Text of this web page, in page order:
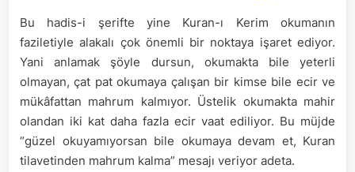
Bu hadis-i şerifte yine Kuran-ı Kerim okumanın
faziletiyle alakalı çok önemli bir noktaya işaret ediyor.
Yani anlamak şöyle dursun, okumakta bile yeterli
olmayan, çat pat okumaya çalışan bir kimse bile ecir ve
mükâfattan mahrum kalmıyor. Üstelik okumakta mahir
olandan iki kat daha fazla ecir vaat ediliyor. Bu müjde
“güzel okuyamıyorsan bile okumaya devam et, Kuran
tilavetinden mahrum kalma” mesajı veriyor adeta.